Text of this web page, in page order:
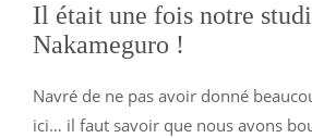
Il était une fois notre
Nakameguro !
Navré de ne pas avoir donné
ici… il faut savoir que nous avons